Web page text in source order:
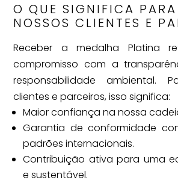
O QUE SIGNIFICA PARA
NOSSOS CLIENTES E
Receber a medalha Platina
compromisso com a
responsabilidade ambiental.
clientes e parceiros, isso significa:
Maior confiança na nossa
Garantia de conformidade
padrões internacionais.
Contribuição ativa para uma
e sustentável.